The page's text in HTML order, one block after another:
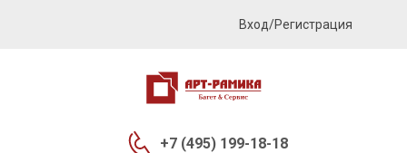
Вход/Регистрация
+7 (495) 199-18-18